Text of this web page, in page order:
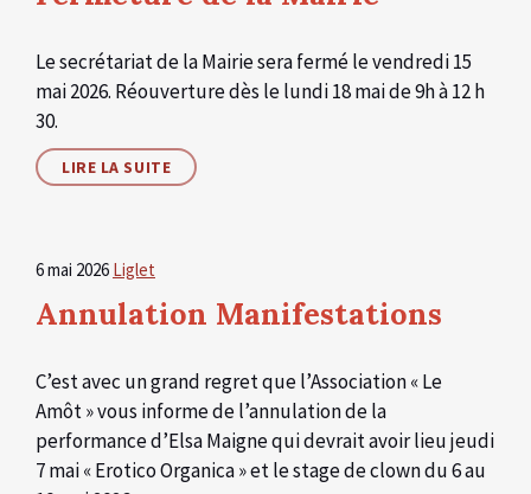
Le secrétariat de la Mairie sera fermé le vendredi 15
mai 2026. Réouverture dès le lundi 18 mai de 9h à 12 h
30.
LIRE LA SUITE
6 mai 2026 Liglet
Annulation Manifestations
C’est avec un grand regret que l’Association « Le
Amôt » vous informe de l’annulation de la
performance d’Elsa Maigne qui devrait avoir lieu jeudi
7 mai « Erotico Organica » et le stage de clown du 6 au